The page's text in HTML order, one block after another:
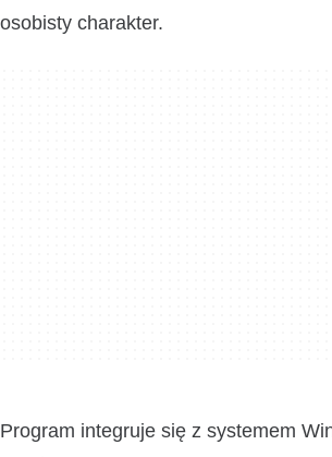
osobisty charakter.
Program integruje się z systemem